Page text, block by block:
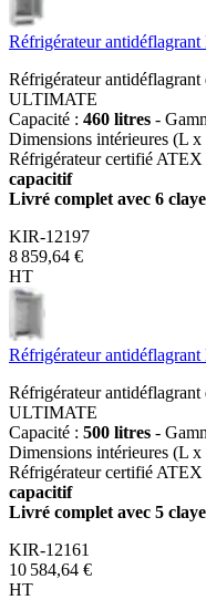
Réfrigérateur
Réfrigérateur
ULTIMATE
Capacité : 460 litres -
Dimensions intérieures (L
Réfrigérateur certifié
capacitif
Livré complet avec 6
KIR-12197
8 859,64 €
HT
Réfrigérateur
Réfrigérateur
ULTIMATE
Capacité : 500 litres -
Dimensions intérieures (L
Réfrigérateur certifié
capacitif
Livré complet avec 5
KIR-12161
10 584,64 €
HT